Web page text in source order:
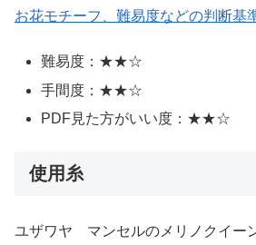
お花モチーフ、難易度などの判断基
難易度：★★☆
手間度：★★☆
PDF見た方がいい度：★★☆
使用糸
ユザワヤ マンセルのメリノクイー